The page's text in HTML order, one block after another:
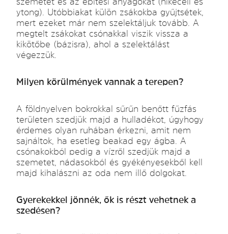
ytong). Utóbbiakat külön zsákokba gyűjtsétek,
mert ezeket már nem szelektáljuk tovább. A
megtelt zsákokat csónakkal viszik vissza a
kikötőbe (bázisra), ahol a szelektálást
végezzük.
Milyen körülmények vannak a terepen?
A földnyelven bokrokkal sűrűn benőtt fűzfás
területen szedjük majd a hulladékot, úgyhogy
érdemes olyan ruhában érkezni, amit nem
sajnáltok, ha esetleg beakad egy ágba. A
csónakokból pedig a vízről szedjük majd a
szemetet, nádasokból és gyékényesekből kell
majd kihalászni az oda nem illő dolgokat.
Gyerekekkel jönnék, ők is részt vehetnek a
szedésen?